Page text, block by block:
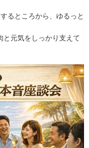
するところから、ゆるっと
と元気をしっかり支えて